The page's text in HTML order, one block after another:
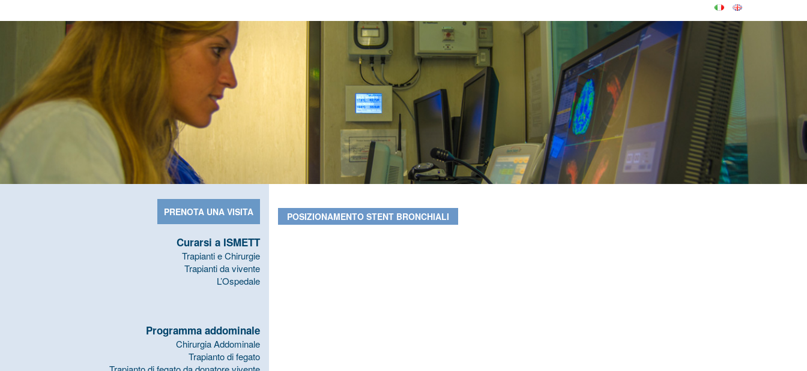
PRENOTA UNA VISITA
Curarsi a ISMETT
Trapianti e Chirurgie
Trapianti da vivente
L’Ospedale
Programma addominale
Chirurgia Addominale
Trapianto di fegato
POSIZIONAMENTO STENT BRONCHIALI